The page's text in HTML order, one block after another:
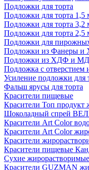
Подложки для торта
Подложки для торта 1,5
Подложки для торта 3,2
Подложки для торта 2,5
Подложки для
Подложки из Фанеры
Подложки из ХДФ и
Подложка с
Усиление подложки для
Фальш ярусы для торта
Красители пищевые
Красители Топ продукт
Шоколадный спрей
Красители Art Color
Красители Art Color
Красители
Красители пищевые
Сухие
Красители GUZMAN